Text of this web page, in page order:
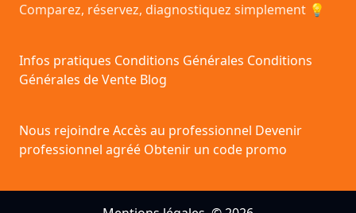
Comparez, réservez, diagnostiquez simplement 💡
Infos pratiques Conditions Générales Conditions
Générales de Vente Blog
Nous rejoindreAccès au professionnel Devenir
professionnel agréé Obtenir un code promo